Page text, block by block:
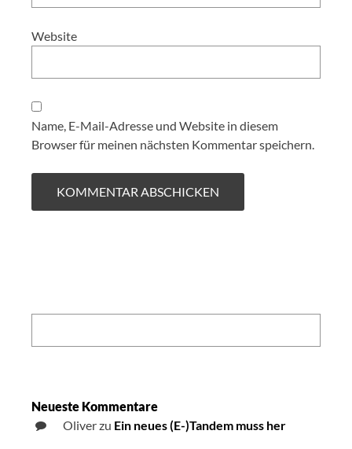
Website
Name, E-Mail-Adresse und Website in diesem
Browser für meinen nächsten Kommentar speichern.
Neueste Kommentare
Oliverzu Ein neues (E-)Tandem muss her